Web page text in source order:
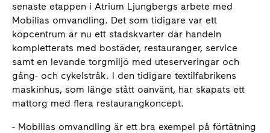
senaste etappen i Atrium Ljungbergs arbete med
Mobilias omvandling. Det som tidigare var ett
köpcentrum är nu ett stadskvarter där handeln
kompletterats med bostäder, restauranger, service
samt en levande torgmiljö med uteserveringar och
gång- och cykelstråk. I den tidigare textilfabrikens
maskinhus, som länge stått oanvänt, har skapats ett
mattorg med flera restaurangkoncept.
- Mobilias omvandling är ett bra exempel på förtätning